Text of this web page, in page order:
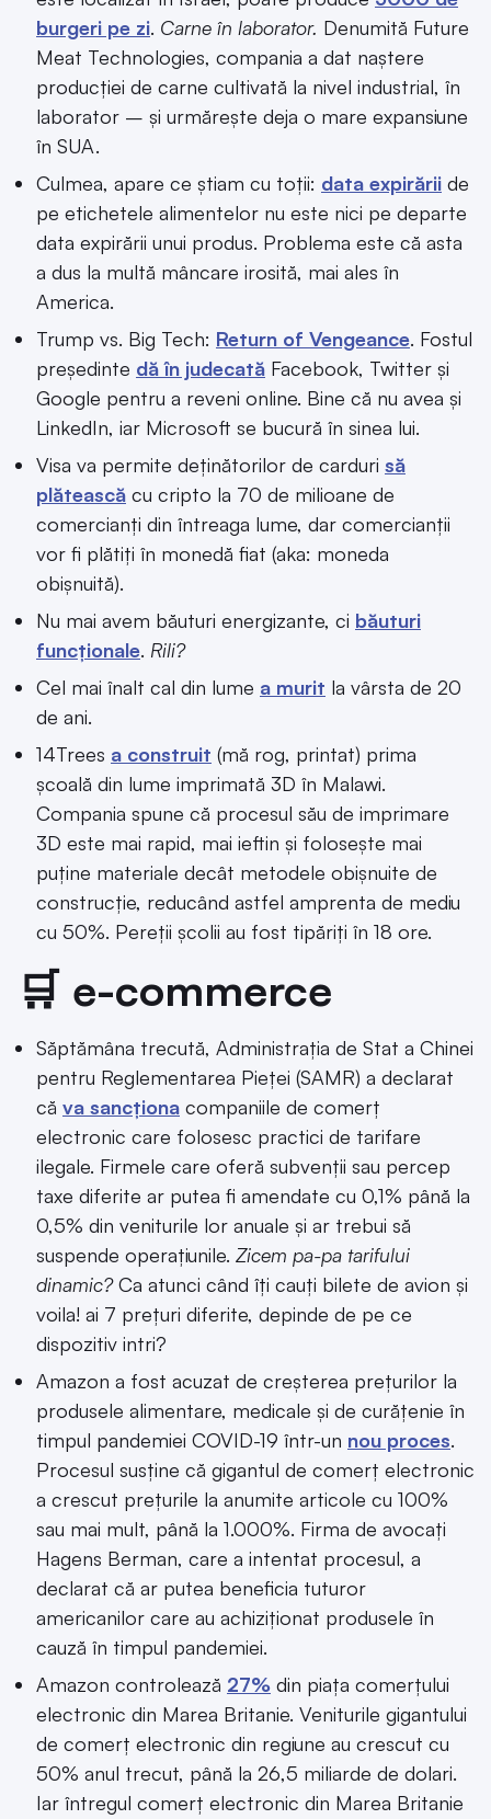
burgeri pe zi. Carne în laborator. Denumită Future
Meat Technologies, compania a dat naștere
producției de carne cultivată la nivel industrial, în
laborator – și urmărește deja o mare expansiune
în SUA.
Culmea, apare ce știam cu toții: data expirării de
pe etichetele alimentelor nu este nici pe departe
data expirării unui produs. Problema este că asta
a dus la multă mâncare irosită, mai ales în
America.
Trump vs. Big Tech: Return of Vengeance. Fostul
președinte dă în judecată Facebook, Twitter și
Google pentru a reveni online. Bine că nu avea și
LinkedIn, iar Microsoft se bucură în sinea lui.
Visa va permite deținătorilor de carduri să
plătească cu cripto la 70 de milioane de
comercianți din întreaga lume, dar comercianții
vor fi plătiți în monedă fiat (aka: moneda
obișnuită).
Nu mai avem băuturi energizante, ci băuturi
funcționale. Rili?
Cel mai înalt cal din lume a murit la vârsta de 20
de ani.
14Trees a construit (mă rog, printat) prima
școală din lume imprimată 3D în Malawi.
Compania spune că procesul său de imprimare
3D este mai rapid, mai ieftin și folosește mai
puține materiale decât metodele obișnuite de
construcție, reducând astfel amprenta de mediu
cu 50%. Pereții școlii au fost tipăriți în 18 ore.
🛒 e-commerce
Săptămâna trecută, Administrația de Stat a Chinei
pentru Reglementarea Pieței (SAMR) a declarat
că va sancționa companiile de comerț
electronic care folosesc practici de tarifare
ilegale. Firmele care oferă subvenții sau percep
taxe diferite ar putea fi amendate cu 0,1% până la
0,5% din veniturile lor anuale și ar trebui să
suspende operațiunile. Zicem pa-pa tarifului
dinamic?Ca atunci când îți cauți bilete de avion și
voila! ai 7 prețuri diferite, depinde de pe ce
dispozitiv intri?
Amazon a fost acuzat de creșterea prețurilor la
produsele alimentare, medicale și de curățenie în
timpul pandemiei COVID-19 într-un nou proces.
Procesul susține că gigantul de comerț electronic
a crescut prețurile la anumite articole cu 100%
sau mai mult, până la 1.000%. Firma de avocați
Hagens Berman, care a intentat procesul, a
declarat că ar putea beneficia tuturor
americanilor care au achiziționat produsele în
cauză în timpul pandemiei.
Amazon controlează 27% din piața comerțului
electronic din Marea Britanie. Veniturile gigantului
de comerț electronic din regiune au crescut cu
50% anul trecut, până la 26,5 miliarde de dolari.
Iar întregul comerț electronic din Marea Britanie